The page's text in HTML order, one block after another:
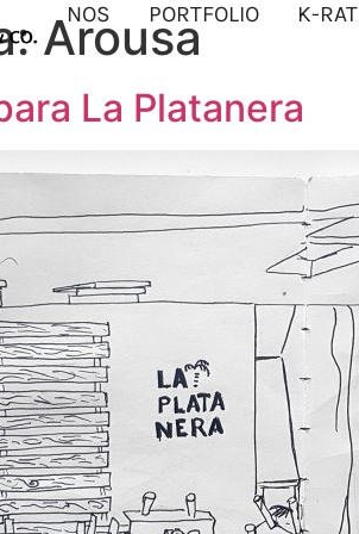
NOS PORTFOLIO K-
Arousa
La Platanera